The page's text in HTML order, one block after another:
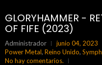
GLORYHAMMER -
OF FIFE (2023)
Administrador junio 04, 2023
Power Metal, Reino Unido,
No hay comentarios.